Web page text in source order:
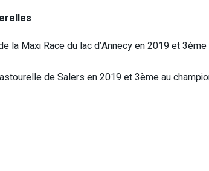
la Maxi Race du lac d’Annecy en 2019 et
de Salers en 2019 et 3ème au